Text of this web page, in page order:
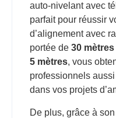
auto-nivelant avec
parfait pour réussir
d’alignement avec
portée de 30 mètres
5 mètres, vous
professionnels
dans vos projets
De plus, grâce à son